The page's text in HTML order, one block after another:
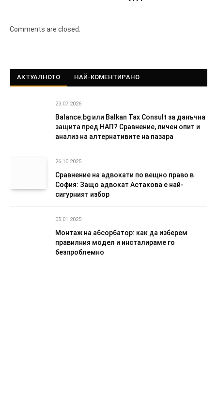
Comments are closed.
АКТУАЛНОТО НАЙ-КОМЕНТИРАНО
23.07.2026
Balance.bg или Balkan Tax Consult за данъчна
защита пред НАП? Сравнение, личен опит и
анализ на алтернативите на пазара
26.10.2025
Сравнение на адвокати по вещно право в
София: Защо адвокат Астакова е най-
сигурният избор
05.01.2025
Монтаж на абсорбатор: как да изберем
правилния модел и инсталираме го
безпроблемно